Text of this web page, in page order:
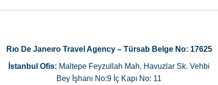
Rıo De Janeıro Travel Agency – Türsab Belge No: 17625
İstanbul Ofis: Maltepe Feyzullah Mah. Havuzlar Sk. Vehbi
Bey İşhanı No:9 İç Kapı No: 11